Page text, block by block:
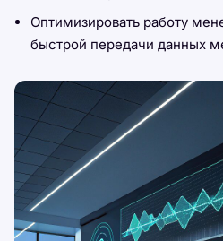
Оптимизировать работу
быстрой передачи данных